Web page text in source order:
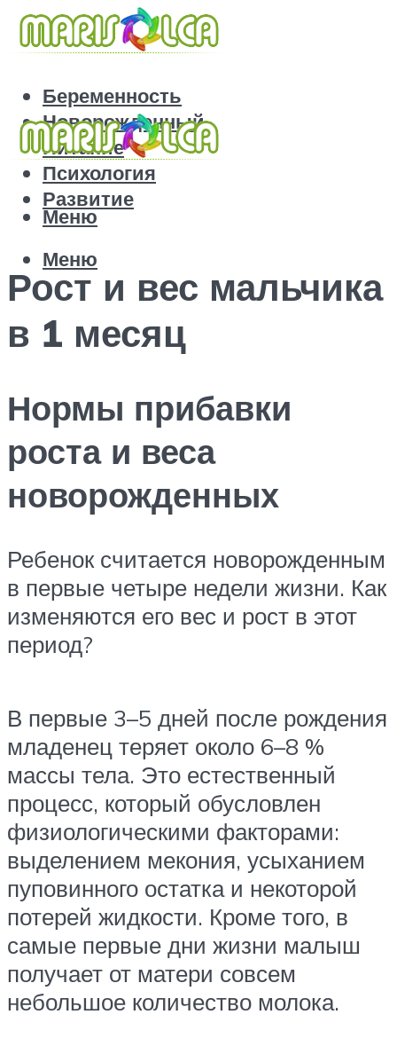
Беременность
Новорожденный
Питание
Психология
Развитие
Меню
Меню
Рост и вес мальчика
в 1 месяц
Нормы прибавки
роста и веса
новорожденных
Ребенок считается новорожденным
в первые четыре недели жизни. Как
изменяются его вес и рост в этот
период?
В первые 3–5 дней после рождения
младенец теряет около 6–8 %
массы тела. Это естественный
процесс, который обусловлен
физиологическими факторами:
выделением мекония, усыханием
пуповинного остатка и некоторой
потерей жидкости. Кроме того, в
самые первые дни жизни малыш
получает от матери совсем
небольшое количество молока.